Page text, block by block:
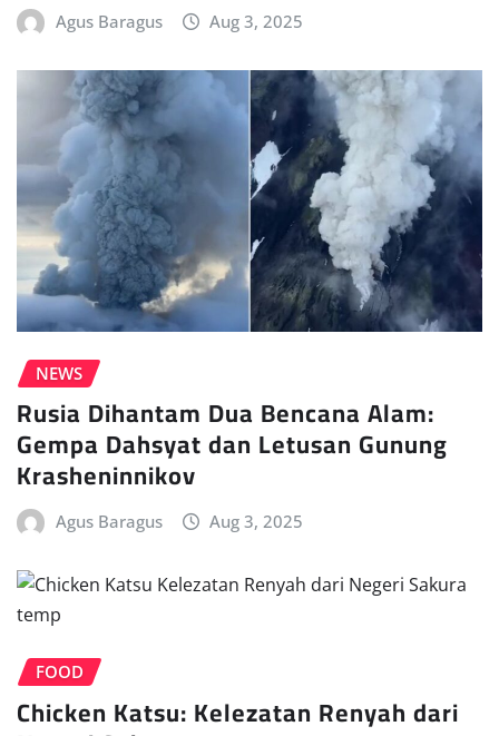
Agus Baragus Aug 3, 2025
NEWS
Rusia Dihantam Dua Bencana Alam:
Gempa Dahsyat dan Letusan Gunung
Krasheninnikov
Agus Baragus Aug 3, 2025
FOOD
Chicken Katsu: Kelezatan Renyah dari